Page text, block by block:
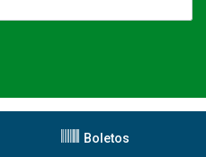
Boletos